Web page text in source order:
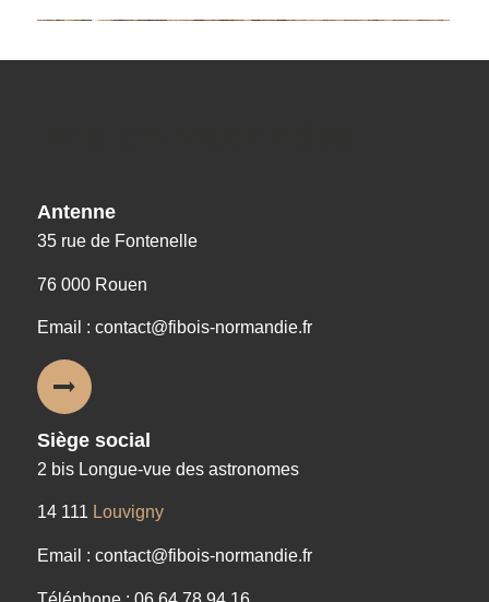
Antenne
35 rue de Fontenelle
76 000 Rouen
Email : contact@fibois-normandie.fr
Siège social
2 bis Longue-vue des astronomes
14 111 Louvigny
Email : contact@fibois-normandie.fr